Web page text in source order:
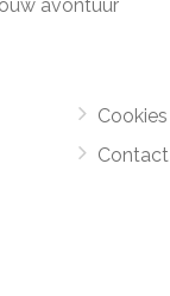
avontuur
Cookies
Contact